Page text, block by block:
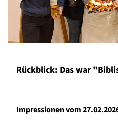
Rückblick: Das war
Impressionen vom